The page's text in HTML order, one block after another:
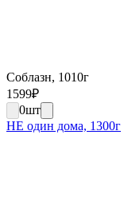
Соблазн, 1010г
1599₽
0шт
НЕ один дома, 1300г